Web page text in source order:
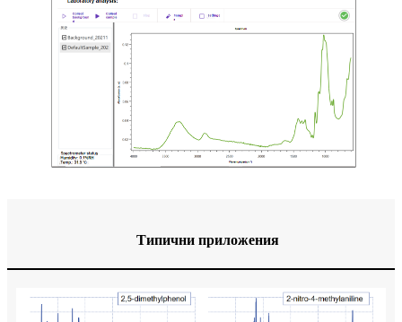
Типични приложения